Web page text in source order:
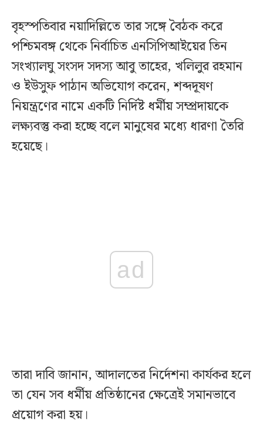
বৃহস্পতিবার নয়াদিল্লিতে তার সঙ্গে বৈঠক করে
পশ্চিমবঙ্গ থেকে নির্বাচিত এনসিপিআইয়ের তিন
সংখ্যালঘু সংসদ সদস্য আবু তাহের, খলিলুর রহমান
ও ইউসুফ পাঠান অভিযোগ করেন, শব্দদূষণ
নিয়ন্ত্রণের নামে একটি নির্দিষ্ট ধর্মীয় সম্প্রদায়কে
লক্ষ্যবস্তু করা হচ্ছে বলে মানুষের মধ্যে ধারণা তৈরি
হয়েছে।
ad
তারা দাবি জানান, আদালতের নির্দেশনা কার্যকর হলে
তা যেন সব ধর্মীয় প্রতিষ্ঠানের ক্ষেত্রেই সমানভাবে
প্রয়োগ করা হয়।